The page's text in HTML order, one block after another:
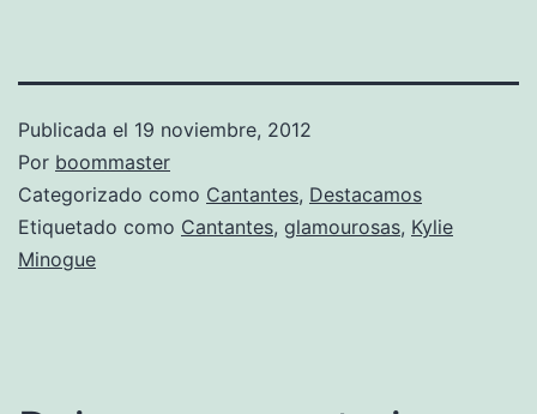
Publicada el 19 noviembre, 2012
Por boommaster
Categorizado como Cantantes, Destacamos
Etiquetado como Cantantes, glamourosas, Kylie
Minogue